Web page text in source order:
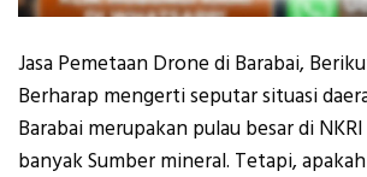
Jasa Pemetaan Drone di Barabai,
Berharap mengerti seputar situasi
Barabai merupakan pulau besar di
banyak Sumber mineral. Tetapi,